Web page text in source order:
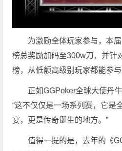
为激励全体玩家参与，本
榜总奖励加码至300w刀，并针
榜，从低额高级别玩家都能参与
正如GGPoker全球大使丹
“这不仅仅是一场系列赛，它是
宴，更是传奇诞生的地方。”
值得一提的是，去年的《